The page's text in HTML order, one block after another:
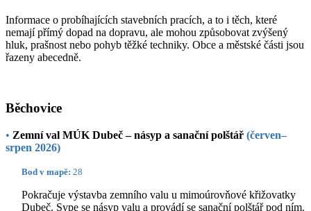
Informace o probíhajících stavebních pracích, a to i těch, které
nemají přímý dopad na dopravu, ale mohou způsobovat zvýšený
hluk, prašnost nebo pohyb těžké techniky. Obce a městské části jsou
řazeny abecedně.
Běchovice
• Zemní val MÚK Dubeč – násyp a sanační polštář (červen–
srpen 2026)
Bod v mapě: 28
Pokračuje výstavba zemního valu u mimoúrovňové křižovatky
Dubeč. Sype se násyp valu a provádí se sanační polštář pod ním.